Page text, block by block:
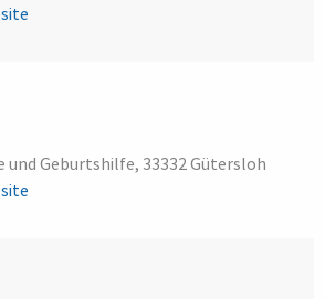
und Geburtshilfe, 33332 Gütersloh